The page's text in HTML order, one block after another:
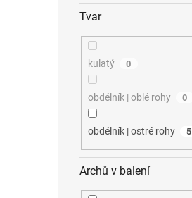
Tvar
kulatý 0
obdélník | oblé rohy 0
obdélník | ostré rohy 5
Archů v balení